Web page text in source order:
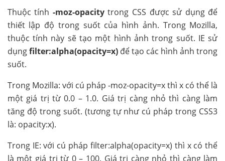
Thuộc tính -moz-opacitytrong CSS được sử dụng để
thiết lập độ trong suốt của hình ảnh. Trong Mozilla,
thuộc tính này sẽ tạo một hình ảnh trong suốt. IE sử
dụngfilter:alpha(opacity=x)để tạo các hình ảnh trong
suốt.
Trong Mozilla: với cú pháp -moz-opacity=x thì x có thể là
một giá trị từ 0.0 – 1.0. Giá trị càng nhỏ thì càng làm
tăng độ trong suốt. (tương tự như cú pháp trong CSS3
là: opacity:x).
Trong IE: với cú pháp filter:alpha(opacity=x) thì x có thể
là một giá trị từ 0 – 100. Giá trị càng nhỏ thì càng làm